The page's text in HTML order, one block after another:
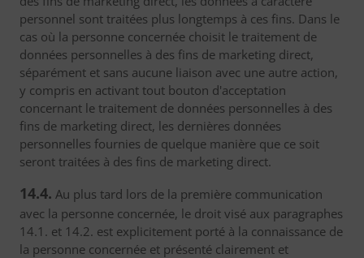
personnel sont traitées plus longtemps à ces fins. Dans le
cas où la personne concernée choisit le traitement de
données personnelles à des fins de marketing direct,
séparément et sans aucune liaison avec une autre action,
y compris en activant tout bouton d'acceptation
concernant le traitement de données personnelles à des
fins de marketing direct, les dernières données
personnelles fournies de quelque manière que ce soit
seront traitées à des fins de marketing direct.
14.4. Au plus tard lors de la première communication
avec la personne concernée, le droit visé aux paragraphes
14.1. et 14.2. est explicitement porté à la connaissance de
la personne concernée et présenté clairement et